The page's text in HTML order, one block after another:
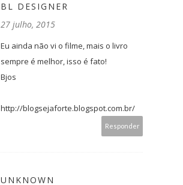
BL DESIGNER
27 julho, 2015
Eu ainda não vi o filme, mais o livro
sempre é melhor, isso é fato!
Bjos
http://blogsejaforte.blogspot.com.br/
Responder
UNKNOWN